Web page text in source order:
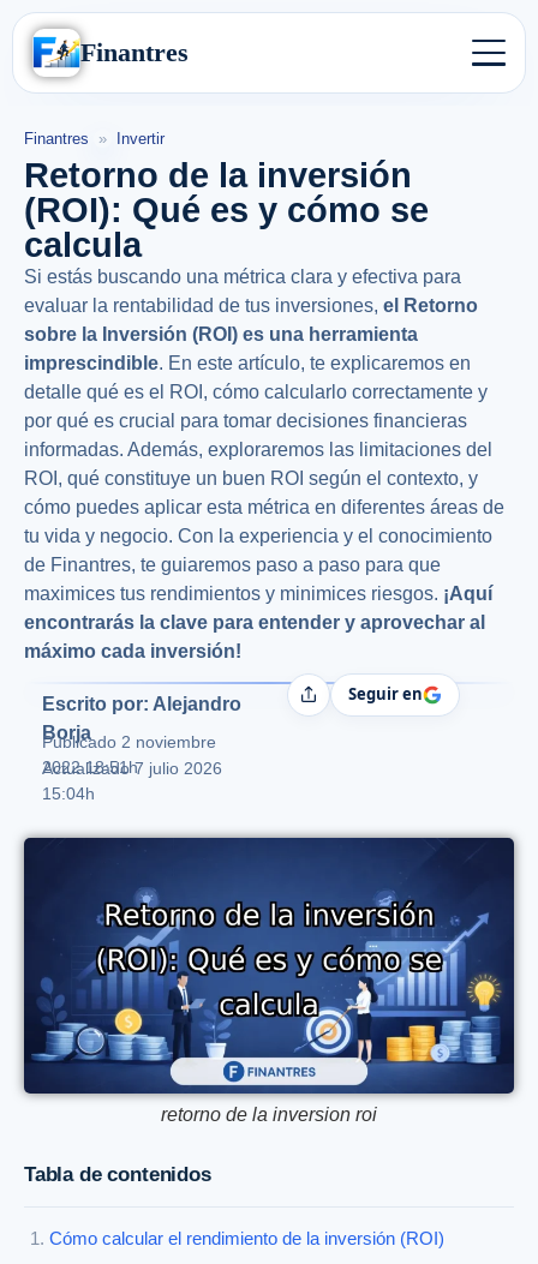
Finantres
Finantres » Invertir
Retorno de la inversión
(ROI): Qué es y cómo se
calcula
Si estás buscando una métrica clara y efectiva para
evaluar la rentabilidad de tus inversiones, el Retorno
sobre la Inversión (ROI) es una herramienta
imprescindible. En este artículo, te explicaremos en
detalle qué es el ROI, cómo calcularlo correctamente y
por qué es crucial para tomar decisiones financieras
informadas. Además, exploraremos las limitaciones del
ROI, qué constituye un buen ROI según el contexto, y
cómo puedes aplicar esta métrica en diferentes áreas de
tu vida y negocio. Con la experiencia y el conocimiento
de Finantres, te guiaremos paso a paso para que
maximices tus rendimientos y minimices riesgos. ¡Aquí
encontrarás la clave para entender y aprovechar al
máximo cada inversión!
Escrito por: Alejandro
Borja
Publicado 2 noviembre
2022 18:51h
Actualizado 7 julio 2026
15:04h
CompartirSeguir en
retorno de la inversion roi
Tabla de contenidos
Cómo calcular el rendimiento de la inversión (ROI)